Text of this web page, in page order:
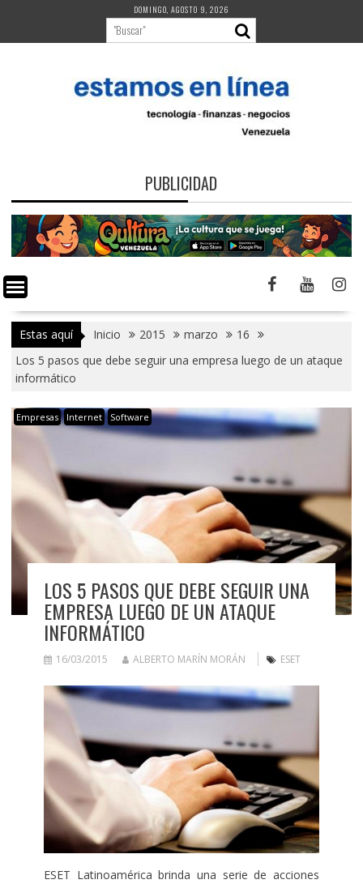
contenido
DOMINGO, AGOSTO 9, 2026
PUBLICIDAD
Estas aquí Inicio 2015 marzo
16
Los 5 pasos que debe seguir una empresa luego de un ataque
informático
Empresas Internet Software
LOS 5 PASOS QUE DEBE SEGUIR UNA
EMPRESA LUEGO DE UN ATAQUE
INFORMÁTICO
16/03/2015 ALBERTO MARÍN MORÁN ESET
ESET Latinoamérica brinda una serie de acciones